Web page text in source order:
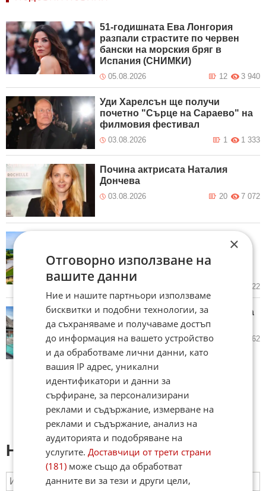
51-годишната Ева Лонгория
разпали страстите по червен
бански на морския бряг в
Испания (СНИМКИ)
05.08.2026 3 940
12
Уди Харелсън ще получи
почетно "Сърце на Сараево" на
филмовия фестивал
03.08.2026 1 333
1
Почина актрисата Наталия
Дончева
03.08.2026 7 072
20
раздора“ между Анджелина
1 622
Мария събира тен без бански на
Бора Бора (СНИМКИ)
26.07.2026 6 362
Напиши коментар:
×
Отговорно използване на
вашите данни
Ние и нашите партньори използваме
бисквитки и подобни технологии, за
да съхраняваме и получаваме достъп
до информация на вашето устройство
и да обработваме лични данни, като
вашия IP адрес, уникални
идентификатори и данни за
сърфиране, за персонализирани
реклами и съдържание, измерване на
реклами и съдържание, анализ на
аудиторията и подобряване на
услугите.Доставчици от трети страни
(181) може също да обработват
данните ви за тези и други цели,